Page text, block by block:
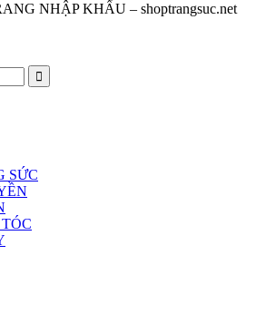
NHẬP KHẨU – shoptrangsuc.net
SỨC